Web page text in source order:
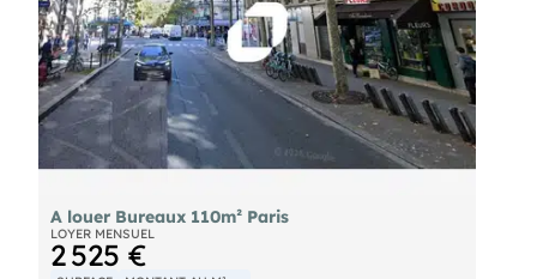
A louer Bureaux 110m² Paris
LOYER MENSUEL
2 525 €